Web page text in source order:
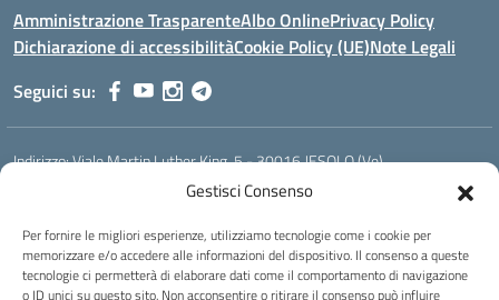
Gestisci Consenso
Per fornire le migliori esperienze, utilizziamo tecnologie come i cookie per
memorizzare e/o accedere alle informazioni del dispositivo. Il consenso a queste
tecnologie ci permetterà di elaborare dati come il comportamento di navigazione
o ID unici su questo sito. Non acconsentire o ritirare il consenso può influire
Amministrazione TrasparenteAlbo OnlinePrivacy Policy
Dichiarazione di accessibilitàCookie Policy (UE)Note Legali
Seguici su:
Indirizzo:Viale Martin Luther King, 5 - 30016 JESOLO (Ve)
Email:verh020008@istruzione.it
Codice fiscale: 93023530277
Codice meccanografico:VERH020008
Codice Indice delle Pubbliche Amministrazioni (IPA): istsc_verh020008